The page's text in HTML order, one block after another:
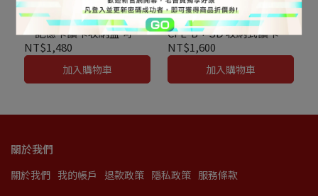
Ulanzi 優籃子 CRC10 三合
一記憶卡讀卡收納盒 可
CFE Type
A*4/SD*2/MicroSD*4
NT$1,480
加入購物車
Ulanzi 優籃子 MCR-02
CFE-B + SD 收納式讀卡機
Cfexpress Type B + SD
USB3.2 可當記憶卡儲存盒
NT$1,600
加入購物車
關於我們
關於我們 我的帳戶 退款政策 隱私政策 服務條款